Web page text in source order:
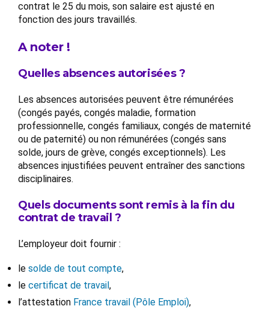
contrat le 25 du mois, son salaire est ajusté en
fonction des jours travaillés.
A noter !
Quelles absences autorisées ?
Les absences autorisées peuvent être rémunérées
(congés payés, congés maladie, formation
professionnelle, congés familiaux, congés de maternité
ou de paternité) ou non rémunérées (congés sans
solde, jours de grève, congés exceptionnels). Les
absences injustifiées peuvent entraîner des sanctions
disciplinaires.
Quels documents sont remis à la fin du
contrat de travail ?
L’employeur doit fournir :
le solde de tout compte,
le certificat de travail ,
l’attestation France travail (Pôle Emploi),